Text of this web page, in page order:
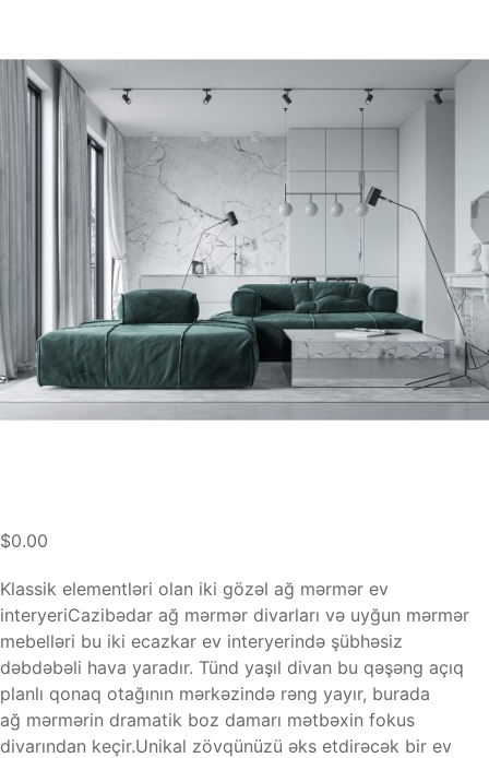
$0.00
Klassik elementləri olan iki gözəl ağ mərmər ev
interyeriCazibədar ağ mərmər divarları və uyğun mərmər
mebelləri bu iki ecazkar ev interyerində şübhəsiz
dəbdəbəli hava yaradır. Tünd yaşıl divan bu qəşəng açıq
planlı qonaq otağının mərkəzində rəng yayır, burada
ağ mərmərin dramatik boz damarı mətbəxin fokus
divarından keçir.Unikal zövqünüzü əks etdirəcək bir ev